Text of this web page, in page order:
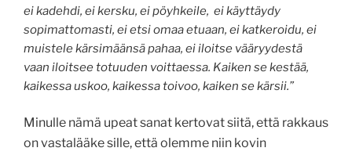
ei kadehdi, ei kersku, ei pöyhkeile, ei käyttäydy
sopimattomasti, ei etsi omaa etuaan, ei katkeroidu, ei
muistele kärsimäänsä pahaa, ei iloitse vääryydestä
vaan iloitsee totuuden voittaessa. Kaiken se kestää,
kaikessa uskoo, kaikessa toivoo, kaiken se kärsii.”
Minulle nämä upeat sanat kertovat siitä, että rakkaus
on vastalääke sille, että olemme niin kovin